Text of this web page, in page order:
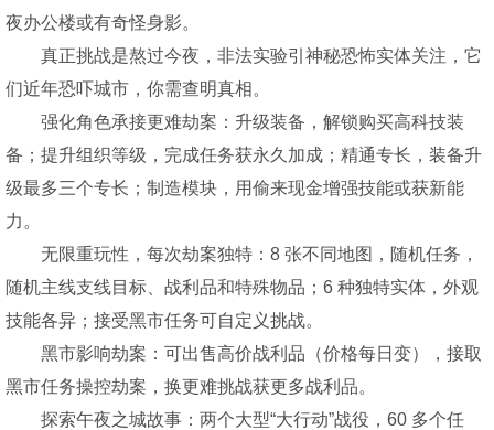
夜办公楼或有奇怪身影。
真正挑战是熬过今夜，非法实验引神秘恐怖实体关注，它
们近年恐吓城市，你需查明真相。
强化角色承接更难劫案：升级装备，解锁购买高科技装
备；提升组织等级，完成任务获永久加成；精通专长，装备升
级最多三个专长；制造模块，用偷来现金增强技能或获新能
力。
无限重玩性，每次劫案独特：8 张不同地图，随机任务，
随机主线支线目标、战利品和特殊物品；6 种独特实体，外观
技能各异；接受黑市任务可自定义挑战。
黑市影响劫案：可出售高价战利品（价格每日变），接取
黑市任务操控劫案，换更难挑战获更多战利品。
探索午夜之城故事：两个大型“大行动”战役，60 多个任